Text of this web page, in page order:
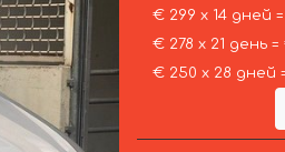
€ 299 х 14 дней
€ 278 х 21 день
€ 250 х 28 дней